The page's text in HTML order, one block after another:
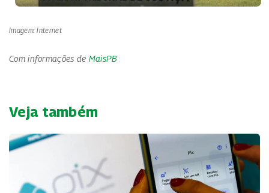
Imagem: Internet
Com informações de MaisPB
Veja também